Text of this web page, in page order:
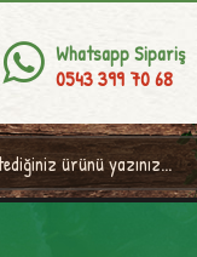
Whatsapp Sipariş
0543 399 70 68